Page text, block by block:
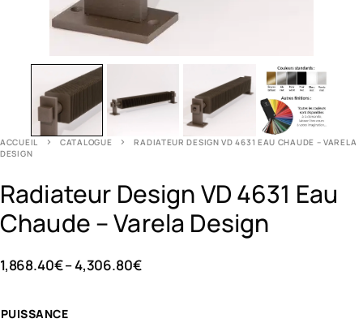
ACCUEIL CATALOGUE
RADIATEUR DESIGN VD 4631 EAU CHAUDE – VARELA
DESIGN
Radiateur Design VD 4631 Eau
Chaude – Varela Design
1,868.40€–4,306.80€
PUISSANCE